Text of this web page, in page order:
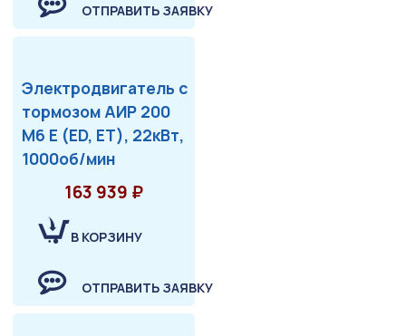
ОТПРАВИТЬ ЗАЯВКУ
Электродвигатель с
тормозом АИР 200
М6 Е (ED, ET), 22кВт,
1000об/мин
163 939 ₽
В КОРЗИНУ
ОТПРАВИТЬ ЗАЯВКУ